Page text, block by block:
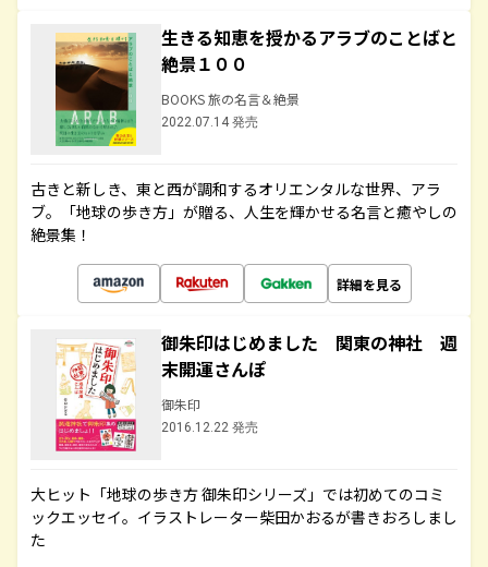
生きる知恵を授かるアラブのことばと
絶景１００
BOOKS 旅の名言＆絶景
2022.07.14 発売
古きと新しき、東と西が調和するオリエンタルな世界、アラ
ブ。「地球の歩き方」が贈る、人生を輝かせる名言と癒やしの
絶景集！
詳細を見る
御朱印はじめました 関東の神社 週
末開運さんぽ
御朱印
2016.12.22 発売
大ヒット「地球の歩き方 御朱印シリーズ」では初めてのコミ
ックエッセイ。イラストレーター柴田かおるが書きおろしまし
た